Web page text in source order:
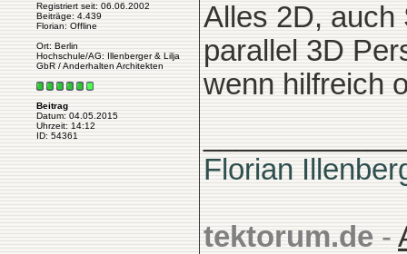
Registriert seit: 06.06.2002
Beiträge: 4.439
Florian: Offline
Ort: Berlin
Hochschule/AG: Illenberger & Lilja
GbR / Anderhalten Architekten
Beitrag
Datum: 04.05.2015
Uhrzeit: 14:12
ID: 54361
Alles 2D, auch
parallel 3D
wenn hilfreich
Florian
tektorum.de -